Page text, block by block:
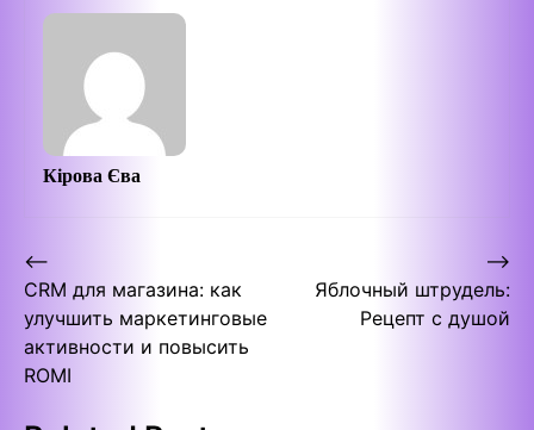
Кірова Єва
Post
navigation
⟵
CRM для магазина: как
улучшить маркетинговые
активности и повысить
ROMI
Яблочный штрудель:
Рецепт с душой
⟶